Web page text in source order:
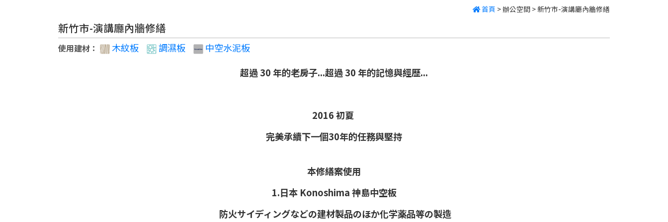
首頁 >辦公空間 >新竹市-演講廳內牆修繕
新竹市-演講廳內牆修繕
使用建材 ： 木紋板 調濕板
中空水泥板
超過 30 年的老房子...超過 30 年的記憶與經歷...
2016 初夏
完美承續下一個30年的任務與堅持
本修繕案使用
1.日本 Konoshima神島中空板
防火サイディングなどの建材製品のほか化学薬品等の製造